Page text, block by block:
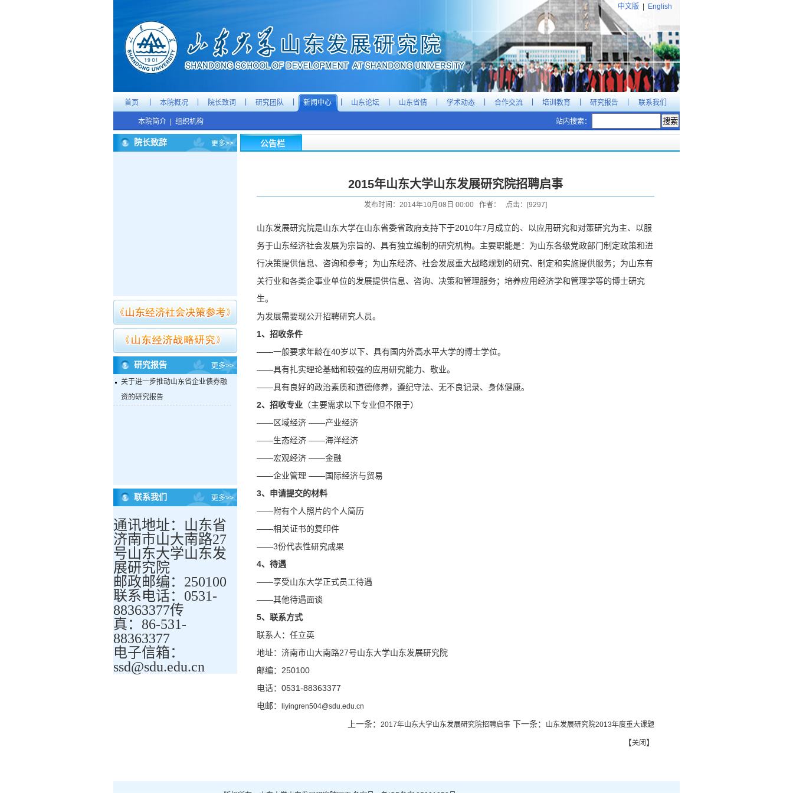
中文版 English
首页 本院概况 院长致词 研究团队 新闻中心 山东论坛 山东省情 学术动态 合作交流 培训教育 研究报告 联系我们
本院简介 组织机构 站内搜索：
院长致辞 更多>>
研究报告
更多>>
关于进一步推动山东省企业债券融
资的研究报告
联系我们 更多>>
通讯地址：山东省
济南市山大南路27
号山东大学山东发
展研究院
邮政邮编：250100
联系电话：0531-
88363377传
真：86-531-
88363377
电子信箱：
ssd@sdu.edu.cn
公告栏
2015年山东大学山东发展研究院招聘启事
发布时间：2014年10月08日 00:00 作者： 点击：[9297]
山东发展研究院是山东大学在山东省委省政府支持下于2010年7月成立的、以应用研究和对策研究为主、以服
务于山东经济社会发展为宗旨的、具有独立编制的研究机构。主要职能是：为山东各级党政部门制定政策和进
行决策提供信息、咨询和参考；为山东经济、社会发展重大战略规划的研究、制定和实施提供服务；为山东有
关行业和各类企事业单位的发展提供信息、咨询、决策和管理服务；培养应用经济学和管理学等的博士研究
生。
为发展需要现公开招聘研究人员。
1、招收条件
——一般要求年龄在40岁以下、具有国内外高水平大学的博士学位。
——具有扎实理论基础和较强的应用研究能力、敬业。
——具有良好的政治素质和道德修养，遵纪守法、无不良记录、身体健康。
2、招收专业 （主要需求以下专业但不限于）
——区域经济 ——产业经济
——生态经济 ——海洋经济
——宏观经济 ——金融
——企业管理 ——国际经济与贸易
3、申请提交的材料
——附有个人照片的个人简历
——相关证书的复印件
——3份代表性研究成果
4、待遇
——享受山东大学正式员工待遇
——其他待遇面谈
5、联系方式
联系人：任立英
地址：济南市山大南路27号山东大学山东发展研究院
邮编：250100
电话：0531-88363377
电邮：
liyingren504@sdu.edu.cn
上一条： 2017年山东大学山东发展研究院招聘启事 下一条： 山东发展研究院2013年度重大课题
【关闭】